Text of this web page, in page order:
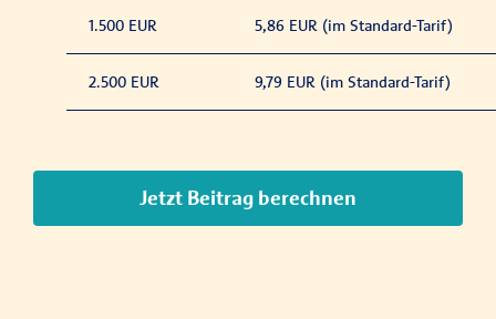
1.500 EUR 5,86 EUR (im Standard-Tarif)
2.500 EUR 9,79 EUR (im Standard-Tarif)
Jetzt Beitrag berechnen